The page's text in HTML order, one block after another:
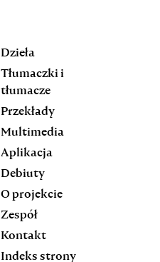
Dzieła
Tłumaczki i
tłumacze
Przekłady
Multimedia
Aplikacja
Debiuty
O projekcie
Zespół
Kontakt
Indeks strony